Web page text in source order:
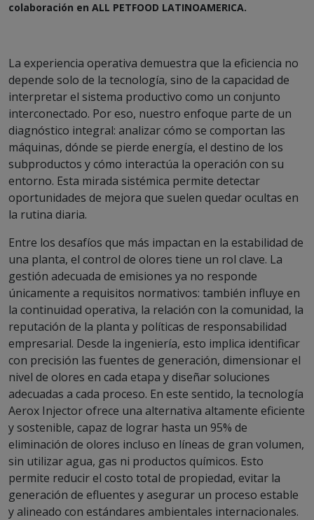
colaboración en ALL PETFOOD LATINOAMERICA.
La experiencia operativa demuestra que la eficiencia no
depende solo de la tecnología, sino de la capacidad de
interpretar el sistema productivo como un conjunto
interconectado. Por eso, nuestro enfoque parte de un
diagnóstico integral: analizar cómo se comportan las
máquinas, dónde se pierde energía, el destino de los
subproductos y cómo interactúa la operación con su
entorno. Esta mirada sistémica permite detectar
oportunidades de mejora que suelen quedar ocultas en
la rutina diaria.
Entre los desafíos que más impactan en la estabilidad de
una planta, el control de olores tiene un rol clave. La
gestión adecuada de emisiones ya no responde
únicamente a requisitos normativos: también influye en
la continuidad operativa, la relación con la comunidad, la
reputación de la planta y políticas de responsabilidad
empresarial. Desde la ingeniería, esto implica identificar
con precisión las fuentes de generación, dimensionar el
nivel de olores en cada etapa y diseñar soluciones
adecuadas a cada proceso. En este sentido, la tecnología
Aerox Injector ofrece una alternativa altamente eficiente
y sostenible, capaz de lograr hasta un 95% de
eliminación de olores incluso en líneas de gran volumen,
sin utilizar agua, gas ni productos químicos. Esto
permite reducir el costo total de propiedad, evitar la
generación de efluentes y asegurar un proceso estable
y alineado con estándares ambientales internacionales.